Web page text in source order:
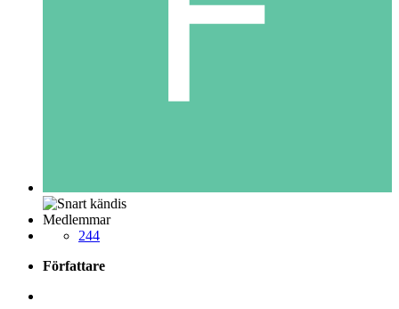
Medlemmar
244
Författare